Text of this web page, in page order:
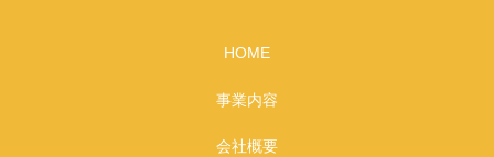
HOME
事業内容
会社概要